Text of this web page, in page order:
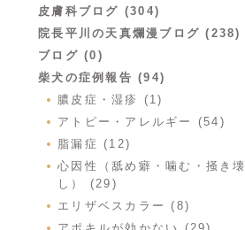
皮膚科ブログ (304)
院長平川の天真爛漫ブログ (238)
ブログ (0)
柴犬の症例報告 (94)
膿皮症・湿疹 (1)
アトピー・アレルギー (54)
脂漏症 (12)
心因性（舐め癖・噛む・掻き壊
し） (29)
エリザベスカラー (8)